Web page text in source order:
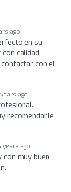
ago
en su
calidad
con el
ago
recomendable
years ago
muy buen